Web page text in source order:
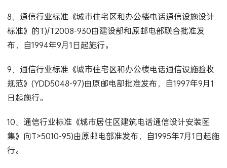
8、通信行业标准《城市住宅区和办公楼电话通信设施设计
标准》的T)/T2008-930由建设部和原邮电部联合批准发
布，自1994年9月1日起施行。
9、通信行业标准《城市住宅区和办公楼电话通信设施验收
规范》(YDD5048-97)由原邮电部批准发布，自1997年9月1
日起施行。
10、通信行业标准《城市居住区建筑电话通信设计安装图
集》向T>5010-95)由原邮电部准发布，自1995年7月1日起施
行。